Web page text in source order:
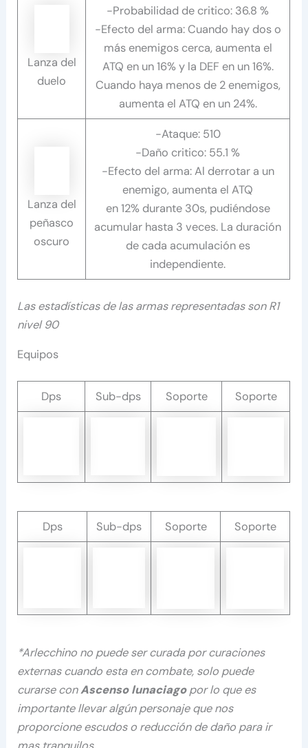
Lanza del
duelo
-Probabilidad de critico: 36.8 %
-Efecto del arma: Cuando hay dos o
más enemigos cerca, aumenta el
ATQ en un 16% y la DEF en un 16%.
Cuando haya menos de 2 enemigos,
aumenta el ATQ en un 24%.
Lanza del
peñasco
oscuro
-Ataque: 510
-Daño critico: 55.1 %
-Efecto del arma: Al derrotar a un
enemigo, aumenta el ATQ
en 12% durante 30s, pudiéndose
acumular hasta 3 veces. La duración
de cada acumulación es
independiente.
Las estadísticas de las armas representadas son R1
nivel 90
Equipos
Dps Sub-dps Soporte Soporte
Dps Sub-dps Soporte Soporte
*Arlecchino no puede ser curada por curaciones
externas cuando esta en combate, solo puede
curarse conAscenso lunaciagopor lo que es
importante llevar algún personaje que nos
proporcione escudos o reducción de daño para ir